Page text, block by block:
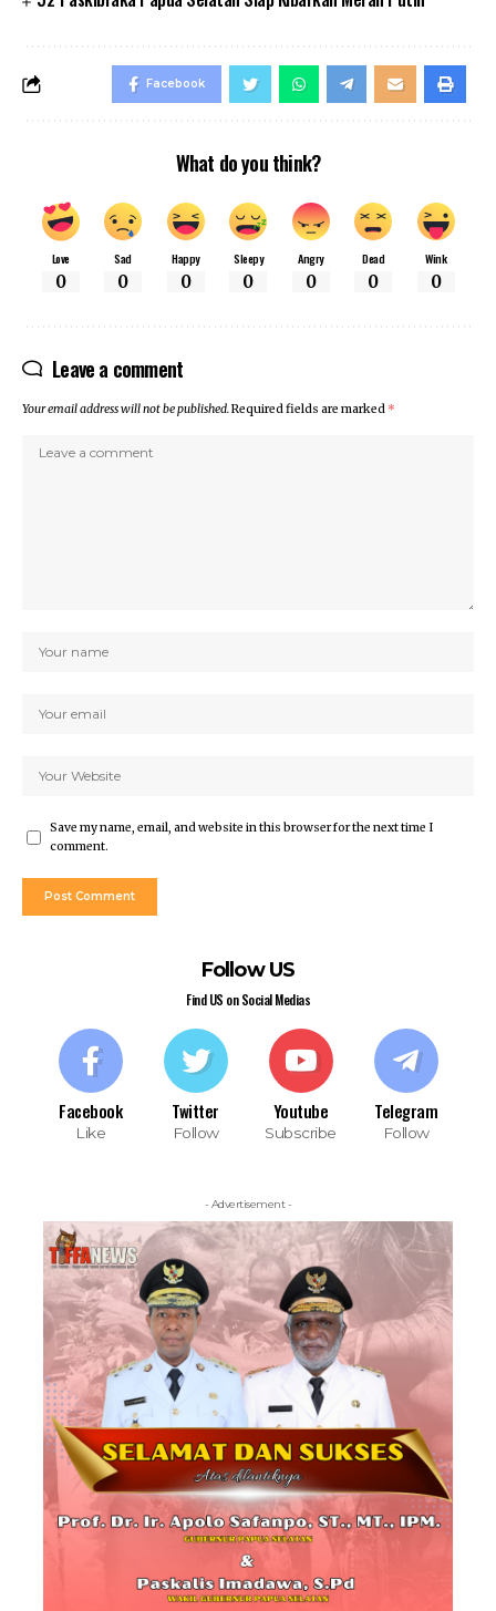
Facebook
What do you think?
Love
0
Sad
0
Happy
0
Sleepy
0
Angry
0
Dead
0
Wink
0
Leave a comment
Your email address will not be published.Required fields are marked *
Save my name, email, and website in this browser for the next time I
comment.
Follow US
Find US on Social Medias
Facebook
Like
Twitter
Follow
Youtube
Subscribe
Telegram
Follow
- Advertisement -